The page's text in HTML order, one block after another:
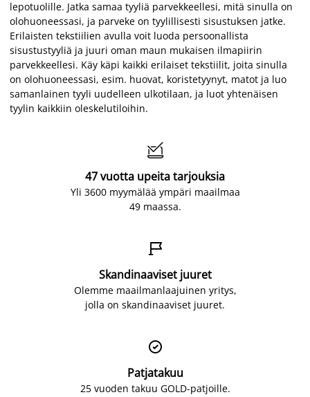
lepotuolille. Jatka samaa tyyliä parvekkeellesi, mitä sinulla on
olohuoneessasi, ja parveke on tyylillisesti sisustuksen jatke.
Erilaisten tekstiilien avulla voit luoda persoonallista
sisustustyyliä ja juuri oman maun mukaisen ilmapiirin
parvekkeellesi. Käy käpi kaikki erilaiset tekstiilit, joita sinulla
on olohuoneessasi, esim. huovat, koristetyynyt, matot ja luo
samanlainen tyyli uudelleen ulkotilaan, ja luot yhtenäisen
tyylin kaikkiin oleskelutiloihin.

47 vuotta upeita tarjouksia
Yli 3600 myymälää ympäri maailmaa
49 maassa.

Skandinaaviset juuret
Olemme maailmanlaajuinen yritys,
jolla on skandinaaviset juuret.

Patjatakuu
25 vuoden takuu GOLD-patjoille.